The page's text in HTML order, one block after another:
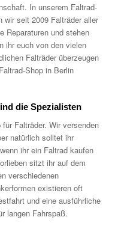
In unserem Faltrad-
wir seit 2009 Falträder aller
Reparaturen und stehen
ihr euch von den vielen
Falträder überzeugen
Shop in Berlin
die Spezialisten
Falträder. Wir versenden
natürlich solltet ihr
ihr ein Faltrad kaufen
sitzt ihr auf dem
verschiedenen
existieren oft
und eine ausführliche
langen Fahrspaß.